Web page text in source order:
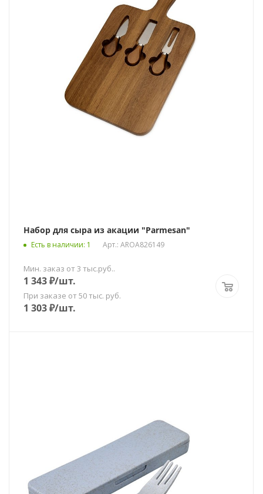
Набор для сыра из акации "Parmesan"
Есть в наличии: 1 Арт.: AROA826149
Мин. заказ от 3 тыс.руб..
1 343₽/шт.
При заказе от 50 тыс. руб.
1 303₽/шт.